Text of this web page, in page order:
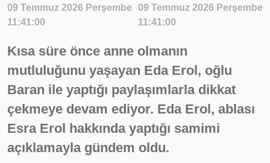
09 Temmuz 2026 Perşembe
11:41:00
09 Temmuz 2026 Perşembe
11:41:00
Kısa süre önce anne olmanın
mutluluğunu yaşayan Eda Erol, oğlu
Baran ile yaptığı paylaşımlarla dikkat
çekmeye devam ediyor. Eda Erol, ablası
Esra Erol hakkında yaptığı samimi
açıklamayla gündem oldu.